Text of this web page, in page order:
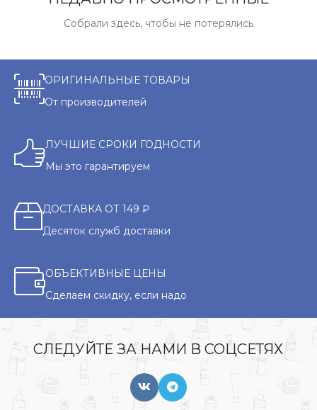
Собрали здесь, чтобы не потерялись
ОРИГИНАЛЬНЫЕ ТОВАРЫ
От производителей
ЛУЧШИЕ СРОКИ ГОДНОСТИ
Мы это гарантируем
ДОСТАВКА ОТ 149 ₽
Десяток служб доставки
ОБЪЕКТИВНЫЕ ЦЕНЫ
Сделаем скидку, если надо
СЛЕДУЙТЕ ЗА НАМИ В СОЦСЕТЯХ